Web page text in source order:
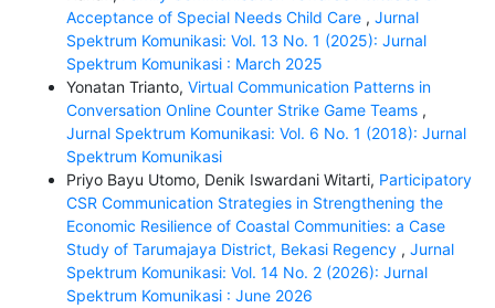
Acceptance of Special Needs Child Care , Jurnal
Spektrum Komunikasi: Vol. 13 No. 1 (2025): Jurnal
Spektrum Komunikasi : March 2025
Yonatan Trianto, Virtual Communication Patterns in
Conversation Online Counter Strike Game Teams ,
Jurnal Spektrum Komunikasi: Vol. 6 No. 1 (2018): Jurnal
Spektrum Komunikasi
Priyo Bayu Utomo, Denik Iswardani Witarti, Participatory
CSR Communication Strategies in Strengthening the
Economic Resilience of Coastal Communities: a Case
Study of Tarumajaya District, Bekasi Regency , Jurnal
Spektrum Komunikasi: Vol. 14 No. 2 (2026): Jurnal
Spektrum Komunikasi : June 2026